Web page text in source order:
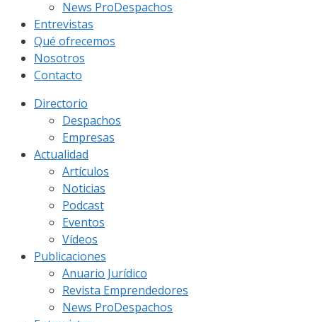
News ProDespachos
Entrevistas
Qué ofrecemos
Nosotros
Contacto
Directorio
Despachos
Empresas
Actualidad
Artículos
Noticias
Podcast
Eventos
Vídeos
Publicaciones
Anuario Jurídico
Revista Emprendedores
News ProDespachos